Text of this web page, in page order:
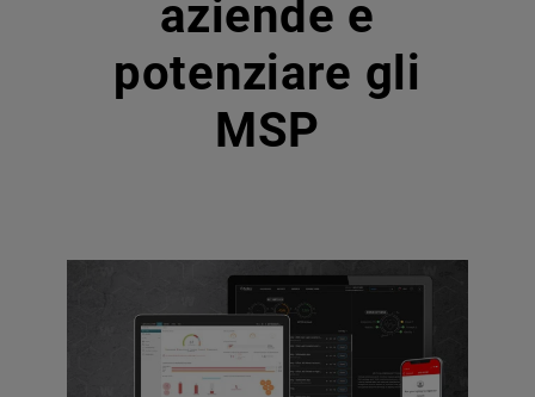
aziende e
potenziare gli
MSP